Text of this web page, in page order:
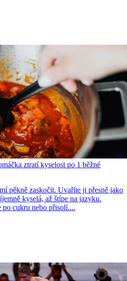
ztratí kyselost po 1 běžné
pěkně zaskočit. Uvaříte ji přesně jako
kyselá, až štípe na jazyku.
cukru nebo přisolí....